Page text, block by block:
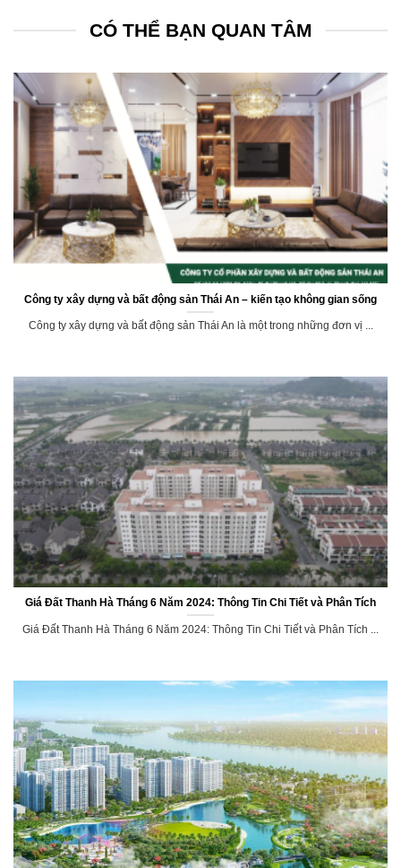
CÓ THỂ BẠN QUAN TÂM
Công ty xây dựng và bất động sản Thái An – kiến tạo không gian sống
Công ty xây dựng và bất động sản Thái An là một trong những đơn vị ...
Giá Đất Thanh Hà Tháng 6 Năm 2024: Thông Tin Chi Tiết và Phân Tích
Giá Đất Thanh Hà Tháng 6 Năm 2024: Thông Tin Chi Tiết và Phân Tích ...